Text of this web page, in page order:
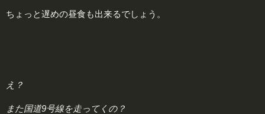
ちょっと遅めの昼食も出来るでしょう。
え？
また国道9号線を走ってくの？